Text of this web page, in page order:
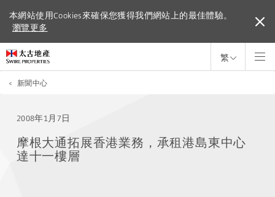
本網站使用Cookies來確保您獲得我們網站上的最佳體驗。
瀏覽更多
本網站使用Cookies來確保您獲得我們網站上的最佳體驗。
瀏覽更多
繁
< 新聞中心
2008年1月7日
摩根大通拓展香港業務，承租港島東中心
達十一樓層